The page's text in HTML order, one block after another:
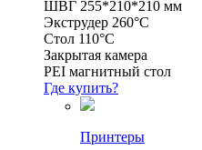
ШВГ 255*210*210 мм
Экструдер 260°C
Стол 110°C
Закрытая камера
PEI магнитный стол
Где купить?
Принтеры